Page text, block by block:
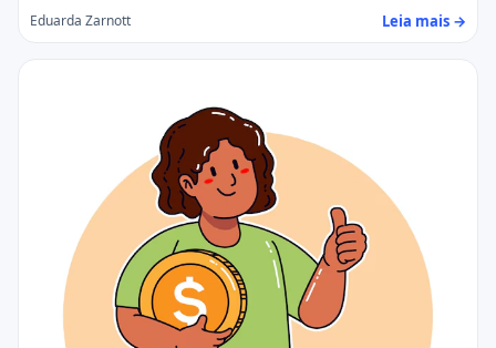
Eduarda Zarnott Leia mais →